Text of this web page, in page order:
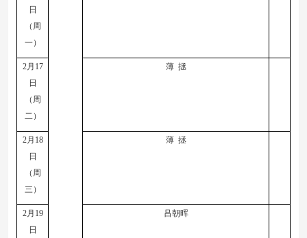
日
（周
一）
2月 17
日
（周
二）
薄 拯
2月 18
日
（周
三）
薄 拯
2月 19
日
吕朝晖